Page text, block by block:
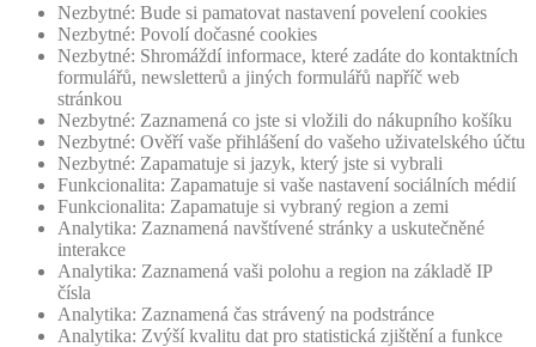
Nezbytné: Bude si pamatovat nastavení povelení cookies
Nezbytné: Povolí dočasné cookies
Nezbytné: Shromáždí informace, které zadáte do kontaktních
formulářů, newsletterů a jiných formulářů napříč web
stránkou
Nezbytné: Zaznamená co jste si vložili do nákupního košíku
Nezbytné: Ověří vaše přihlášení do vašeho uživatelského účtu
Nezbytné: Zapamatuje si jazyk, který jste si vybrali
Funkcionalita: Zapamatuje si vaše nastavení sociálních médií
Funkcionalita: Zapamatuje si vybraný region a zemi
Analytika: Zaznamená navštívené stránky a uskutečněné
interakce
Analytika: Zaznamená vaši polohu a region na základě IP
čísla
Analytika: Zaznamená čas strávený na podstránce
Analytika: Zvýší kvalitu dat pro statistická zjištění a funkce